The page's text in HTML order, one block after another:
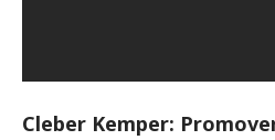
Cleber Kemper: